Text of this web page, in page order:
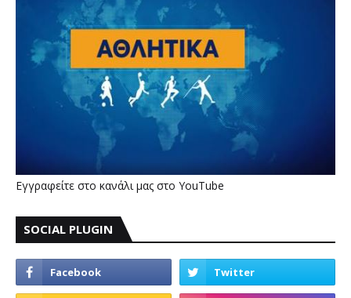
Εγγραφείτε στο κανάλι μας στο YouTube
SOCIAL PLUGIN